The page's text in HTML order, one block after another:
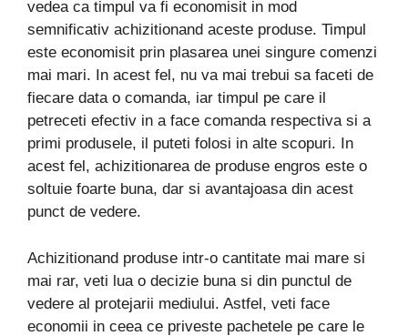
vedea ca timpul va fi economisit in mod
semnificativ achizitionand aceste produse. Timpul
este economisit prin plasarea unei singure comenzi
mai mari. In acest fel, nu va mai trebui sa faceti de
fiecare data o comanda, iar timpul pe care il
petreceti efectiv in a face comanda respectiva si a
primi produsele, il puteti folosi in alte scopuri. In
acest fel, achizitionarea de produse engros este o
soltuie foarte buna, dar si avantajoasa din acest
punct de vedere.
Achizitionand produse intr-o cantitate mai mare si
mai rar, veti lua o decizie buna si din punctul de
vedere al protejarii mediului. Astfel, veti face
economii in ceea ce priveste pachetele pe care le